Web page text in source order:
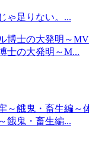
ゃ足りない。...
士の大発明～M...
餓鬼・畜生編...